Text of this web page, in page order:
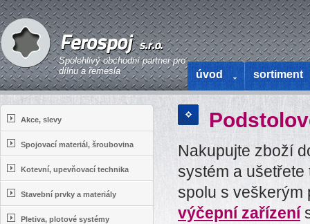
Spolehlivý obchodní partner pro
dílnu a řemesla
úvod sortiment
Nakupujte zboží
systém a
spolu s
výčepní zařízení
Akce, slevy
Spojovací materiál, šroubovina
Kotevní, upevňovací technika
Stavební prvky a materiály
Pletiva, plotové systémy